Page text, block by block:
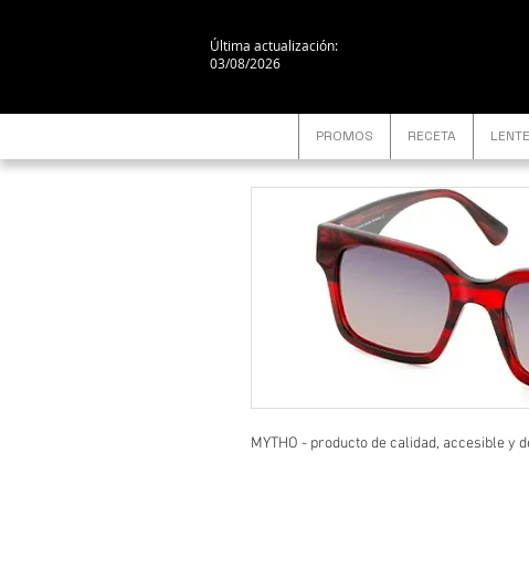
Última actualización:
03/08/2026
PROMOS RECETA
MYTHO - producto de calidad, accesible y